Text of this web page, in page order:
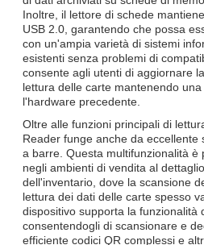
Inoltre, il lettore di schede
USB 2.0, garantendo che possa
con un'ampia varietà di sistemi
esistenti senza problemi di
consente agli utenti di aggiornare
lettura delle carte mantenendo
l'hardware precedente.
Oltre alle funzioni principali di
Reader funge anche da eccellente
a barre. Questa multifunzionalità è
negli ambienti di vendita al
dell'inventario, dove la scansione
lettura dei dati delle carte spesso
dispositivo supporta la funzionalità
consentendogli di scansionare e
efficiente codici QR complessi e